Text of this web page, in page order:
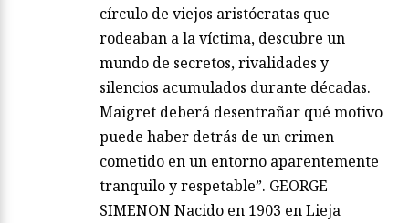
círculo de viejos aristócratas que
rodeaban a la víctima, descubre un
mundo de secretos, rivalidades y
silencios acumulados durante décadas.
Maigret deberá desentrañar qué motivo
puede haber detrás de un crimen
cometido en un entorno aparentemente
tranquilo y respetable”. GEORGE
SIMENON Nacido en 1903 en Lieja